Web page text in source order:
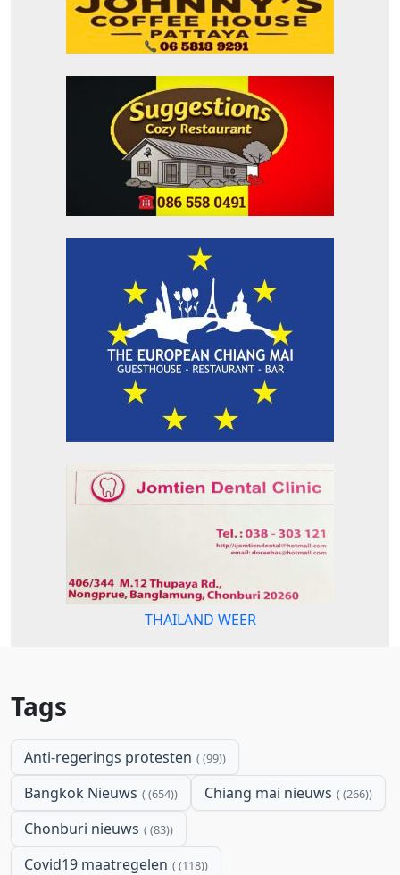
THAILAND WEER
Tags
Anti-regerings protesten (99)
Bangkok Nieuws (654) Chiang mai nieuws (266)
Chonburi nieuws (83)
Covid19 maatregelen (118)